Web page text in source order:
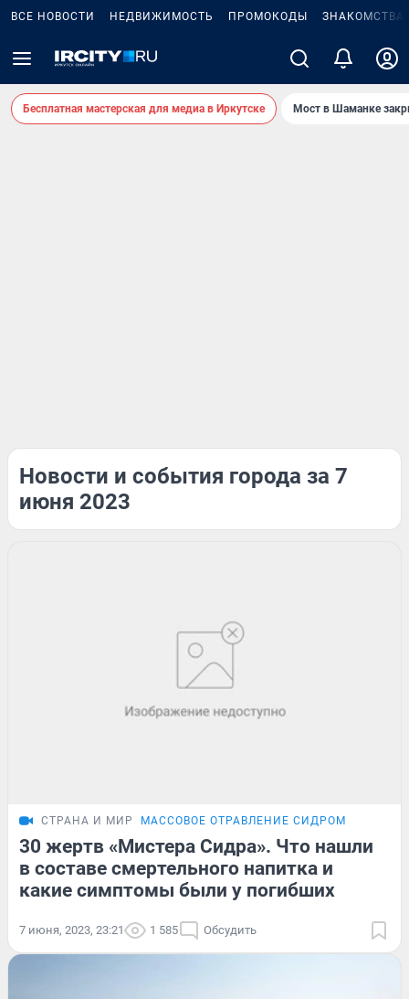
ВСЕ НОВОСТИ НЕДВИЖИМОСТЬ ПРОМОКОДЫ ЗНАКОМСТВА
Бесплатная мастерская для медиа в Иркутске Мост в Шаманке
Новости и события города за 7
июня 2023
СТРАНА И МИР МАССОВОЕ ОТРАВЛЕНИЕ СИДРОМ
30 жертв «Мистера Сидра». Что нашли
в составе смертельного напитка и
какие симптомы были у погибших
7 июня, 2023, 23:21 1 585 Обсудить